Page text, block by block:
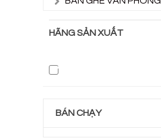
HÃNG SẢN XUẤT
BÁN CHẠY